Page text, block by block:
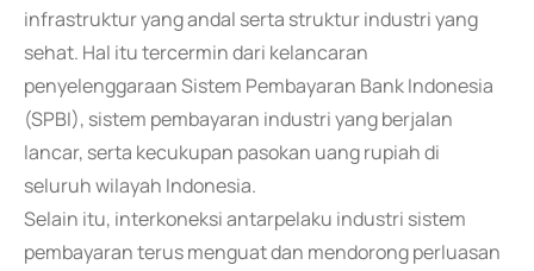
infrastruktur yang andal serta struktur industri yang
sehat. Hal itu tercermin dari kelancaran
penyelenggaraan Sistem Pembayaran Bank Indonesia
(SPBI), sistem pembayaran industri yang berjalan
lancar, serta kecukupan pasokan uang rupiah di
seluruh wilayah Indonesia.
Selain itu, interkoneksi antarpelaku industri sistem
pembayaran terus menguat dan mendorong perluasan